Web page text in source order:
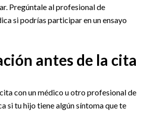
Pregúntale al profesional de
si podrías participar en un ensayo
antes de la cita
con un médico u otro profesional de
si tu hijo tiene algún síntoma que te